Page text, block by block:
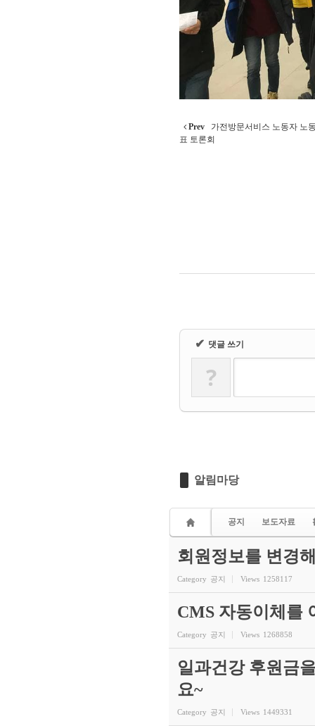
Prev
가전방문서비스 노동자 노
표 토론회
✔ 댓글 쓰기
?
알림마당
공지 보도자료
회원정보를 변경
Category 공지 Views 1258117
CMS 자동이체를
Category 공지 Views 1268858
일과건강 후원금
요~
Category 공지 Views 1449331